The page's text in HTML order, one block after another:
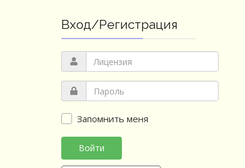
Вход/Регистрация
Запомнить меня
Войти